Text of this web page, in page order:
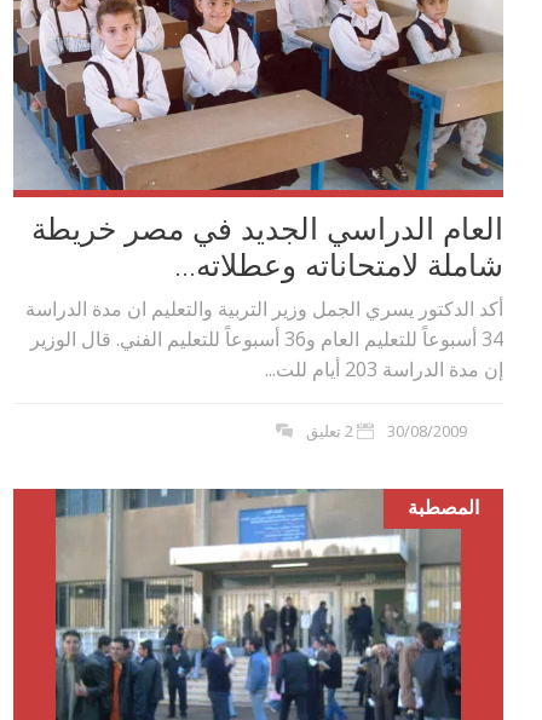
العام الدراسي الجديد في مصر خريطة
شاملة لامتحاناته وعطلاته...
أكد الدكتور يسري الجمل وزير التربية والتعليم ان مدة الدراسة
34 أسبوعاً للتعليم العام و36 أسبوعاً للتعليم الفني. قال الوزير
إن مدة الدراسة 203 أيام للت...
30/08/2009 2 تعليق
المصطبة